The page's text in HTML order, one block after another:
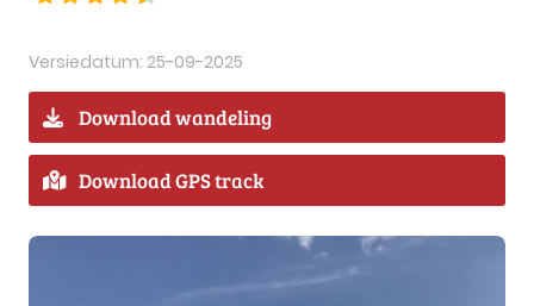
Versiedatum: 25-09-2025
Download wandeling
Download GPS track